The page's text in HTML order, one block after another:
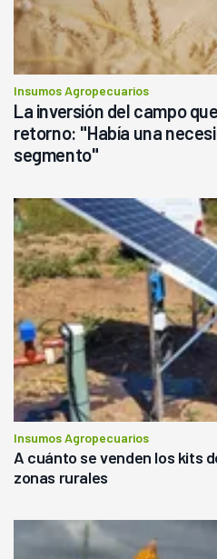
Insumos Agropecuarios
La inversión del campo
retorno: "Había una
segmento"
Insumos Agropecuarios
A cuánto se venden los kits
zonas rurales